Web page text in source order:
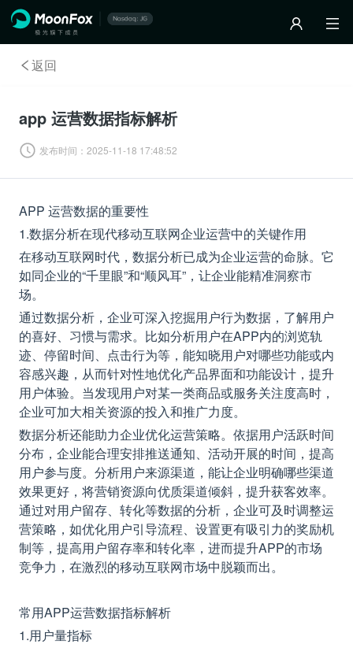
返回
app 运营数据指标解析
发布时间： 2025-11-18 17:48:52
APP 运营数据的重要性
1.数据分析在现代移动互联网企业运营中的关键作用
在移动互联网时代，数据分析已成为企业运营的命脉。它
如同企业的“千里眼”和“顺风耳”，让企业能精准洞察市
场。
通过数据分析，企业可深入挖掘用户行为数据，了解用户
的喜好、习惯与需求。比如分析用户在APP内的浏览轨
迹、停留时间、点击行为等，能知晓用户对哪些功能或内
容感兴趣，从而针对性地优化产品界面和功能设计，提升
用户体验。当发现用户对某一类商品或服务关注度高时，
企业可加大相关资源的投入和推广力度。
数据分析还能助力企业优化运营策略。依据用户活跃时间
分布，企业能合理安排推送通知、活动开展的时间，提高
用户参与度。分析用户来源渠道，能让企业明确哪些渠道
效果更好，将营销资源向优质渠道倾斜，提升获客效率。
通过对用户留存、转化等数据的分析，企业可及时调整运
营策略，如优化用户引导流程、设置更有吸引力的奖励机
制等，提高用户留存率和转化率，进而提升APP的市场
竞争力，在激烈的移动互联网市场中脱颖而出。
常用APP运营数据指标解析
1.用户量指标